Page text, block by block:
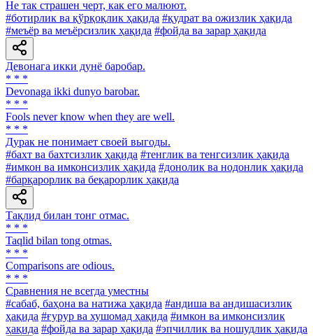
He так страшен черт, как его малюют.
#ботирлик ва қўрқоқлик ҳақида #қудрат ва ожизлик ҳақида
#меъёр ва меъёрсизлик ҳақида #фойда ва зарар ҳақида
Девонага икки дунё баробар.
* * *
Devonaga ikki dunyo barobar.
* * *
Fools never know when they are well.
* * *
Дурак не понимает своей выгоды.
#бахт ва бахтсизлик ҳақида #тенглик ва тенгсизлик ҳақида
#имкон ва имконсизлик ҳақида #донолик ва нодонлик ҳақида
#барқарорлик ва беқарорлик ҳақида
Тақлид билан тонг отмас.
* * *
Taqlid bilan tong otmas.
* * *
Comparisons are odious.
* * *
Сравнения не всегда уместны
#сабаб, баҳона ва натижа ҳақида #андиша ва андишасизлик
ҳақида #ғурур ва хушомад ҳақида #имкон ва имконсизлик
ҳақида #фойда ва зарар ҳақида #эпчиллик ва ношудлик ҳақида